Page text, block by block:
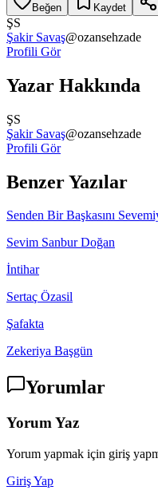
Beğen Kaydet
ŞS
Şakir Savaş@ozansehzade
Profili Gör
Yazar Hakkında
ŞS
Şakir Savaş@ozansehzade
Profili Gör
Benzer Yazılar
Senden Bir Başkasını
Sevim Sanbur Doğan
İntihar
Sertaç Özasil
Şafakta
Zekeriya Başgün
Yorumlar
Yorum Yaz
Yorum yapmak için giriş
Giriş Yap